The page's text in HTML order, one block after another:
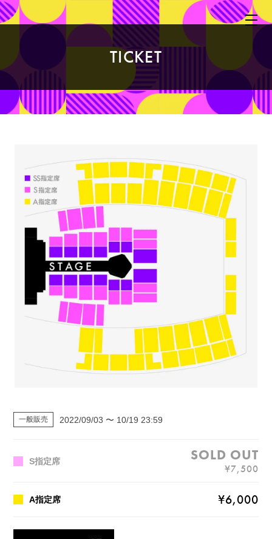
TICKET
一般販売 2022/09/03 〜 10/19 23:59
S指定席
¥7,500
A指定席 ¥6,000